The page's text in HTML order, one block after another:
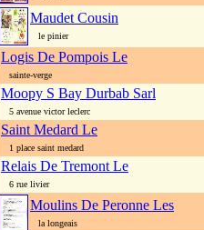
Maudet Cousin
le pinier
Logis De Pompois Le
sainte-verge
Moopy S Bay Durbab Sarl
5 avenue victor leclerc
Saint Medard Le
1 place saint medard
Relais De Tremont Le
6 rue livier
Moulins De Peronne Les
la longeais